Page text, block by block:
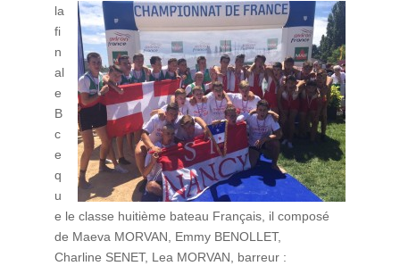
la
fi
n
al
e
B
c
e
q
u
e le classe huitième bateau Français, il composé
de Maeva MORVAN, Emmy BENOLLET,
Charline SENET, Lea MORVAN, barreur :